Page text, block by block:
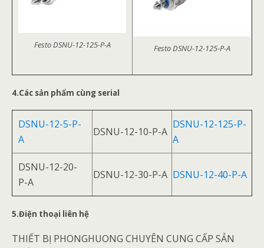
Festo DSNU-12-125-P-A Festo DSNU-12-125-P-A
4.Các sản phẩm cùng serial
DSNU-12-5-P-
A
DSNU-12-10-P-A
DSNU-12-125-P-
A
DSNU-12-20-
P-A
DSNU-12-30-P-A DSNU-12-40-P-A
5.Điện thoại liên hệ
THIẾT BỊ PHONGHUONG CHUYÊN CUNG CẤP SẢN